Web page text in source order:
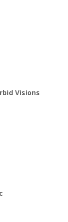
Visions